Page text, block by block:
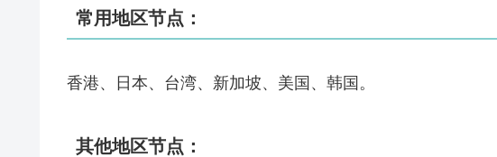
常用地区节点：
香港、日本、台湾、新加坡、美国、韩国。
其他地区节点：